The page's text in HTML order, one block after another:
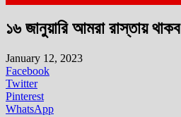
১৬ জানুয়ারি আমরা রাস্তায় থাকব
January 12, 2023
Facebook
Twitter
Pinterest
WhatsApp